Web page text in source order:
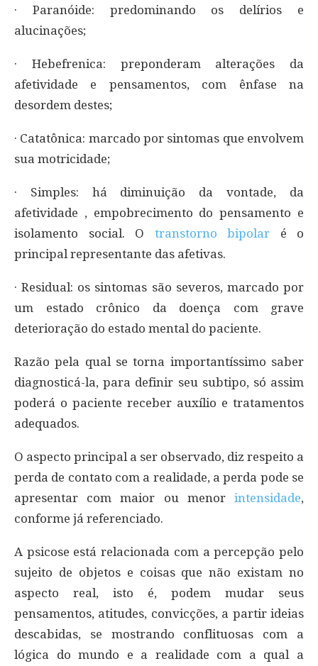
· Paranóide: predominando os delírios e
alucinações;
· Hebefrenica: preponderam alterações da
afetividade e pensamentos, com ênfase na
desordem destes;
· Catatônica: marcado por sintomas que envolvem
sua motricidade;
· Simples: há diminuição da vontade, da
afetividade , empobrecimento do pensamento e
isolamento social. O transtorno bipolar é o
principal representante das afetivas.
· Residual: os sintomas são severos, marcado por
um estado crônico da doença com grave
deterioração do estado mental do paciente.
Razão pela qual se torna importantíssimo saber
diagnosticá-la, para definir seu subtipo, só assim
poderá o paciente receber auxílio e tratamentos
adequados.
O aspecto principal a ser observado, diz respeito a
perda de contato com a realidade, a perda pode se
apresentar com maior ou menor intensidade,
conforme já referenciado.
A psicose está relacionada com a percepção pelo
sujeito de objetos e coisas que não existam no
aspecto real, isto é, podem mudar seus
pensamentos, atitudes, convicções, a partir ideias
descabidas, se mostrando conflituosas com a
lógica do mundo e a realidade com a qual a